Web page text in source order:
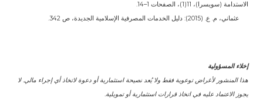
الاستدامة (سويسرا)، 11(1)، الصفحات 1–14.
عثماني، م. ع. (2015): دليل الخدمات المصرفية الإسلامية الجديدة، ص 342.
إخلاء المسؤولية
هذا المنشور لأغراض توعوية فقط ولا يُعد نصيحة استثمارية أو دعوة لاتخاذ أي إجراء مالي. لا
يجوز الاعتماد عليه في اتخاذ قرارات استثمارية أو تمويلية.